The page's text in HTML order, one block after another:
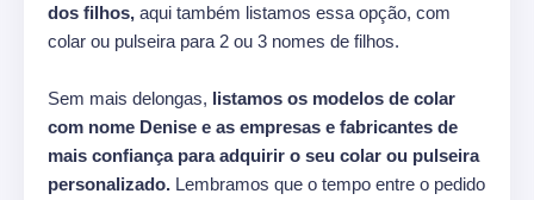
dos filhos, aqui também listamos essa opção, com
colar ou pulseira para 2 ou 3 nomes de filhos.
Sem mais delongas, listamos os modelos de colar
com nome Denise e as empresas e fabricantes de
mais confiança para adquirir o seu colar ou pulseira
personalizado. Lembramos que o tempo entre o pedido